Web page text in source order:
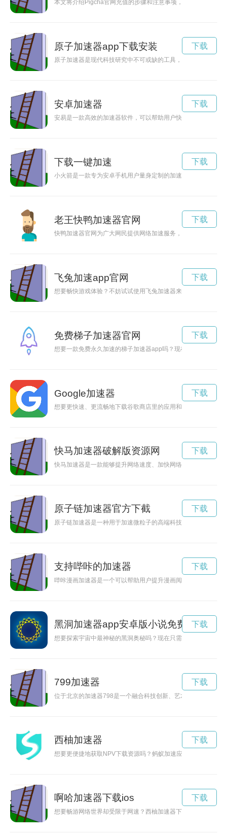
本文将介绍Pigcha官网充值的步骤和注意事项，帮助用户快速
原子加速器app下载安装
原子加速器是现代科技研究中不可或缺的工具，本文将介绍原子
下载
安卓加速器
安易是一款高效的加速器软件，可以帮助用户快速稳定地访问
下载
下载一键加速
小火箭是一款专为安卓手机用户量身定制的加速器，可以有效
下载
老王快鸭加速器官网
快鸭加速器官网为广大网民提供网络加速服务，让你尽情畅游
下载
飞兔加速app官网
想要畅快游戏体验？不妨试试使用飞兔加速器来加速你的网络
下载
免费梯子加速器官网
想要一款免费永久加速的梯子加速器app吗？现在不用再苦苦
下载
Google加速器
想要更快速、更流畅地下载谷歌商店里的应用和游戏吗？那就
下载
快马加速器破解版资源网
快马加速器是一款能够提升网络速度、加快网络连接的工具，
下载
原子链加速器官方下截
原子链加速器是一种用于加速微粒子的高端科技装置，广泛应
下载
支持哔咔的加速器
哔咔漫画加速器是一个可以帮助用户提升漫画阅读速度的工具
下载
黑洞加速器app安卓版小说免费阅读
想要探索宇宙中最神秘的黑洞奥秘吗？现在只需下载黑洞加速
下载
799加速器
位于北京的加速器798是一个融合科技创新、艺术创意和创业
下载
西柚加速器
想要更便捷地获取NPV下载资源吗？蚂蚁加速应用能够为您提
下载
啊哈加速器下载ios
想要畅游网络世界却受限于网速？西柚加速器下载助你解决网
下载